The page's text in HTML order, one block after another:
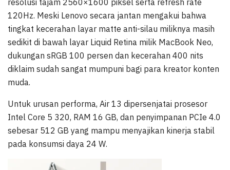
120Hz. Meski Lenovo secara jantan mengakui bahwa
tingkat kecerahan layar matte anti-silau miliknya masih
sedikit di bawah layar Liquid Retina milik MacBook Neo,
dukungan sRGB 100 persen dan kecerahan 400 nits
diklaim sudah sangat mumpuni bagi para kreator konten
muda.
Untuk urusan performa, Air 13 dipersenjatai prosesor
Intel Core 5 320, RAM 16 GB, dan penyimpanan PCIe 4.0
sebesar 512 GB yang mampu menyajikan kinerja stabil
pada konsumsi daya 24 W.